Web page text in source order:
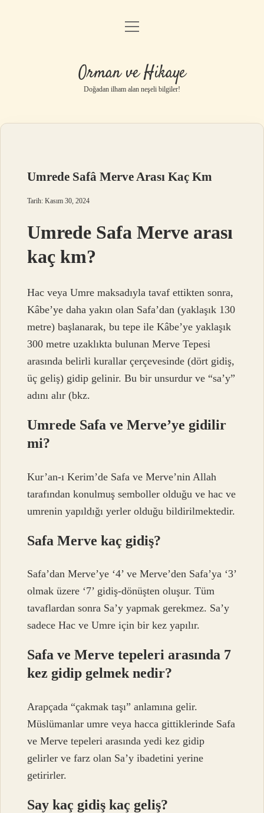
Anasayfa
Yasal Uyarı
menüyü
Orman ve Hikaye
Doğadan ilham alan neşeli bilgiler!
Umrede Safâ Merve Arası Kaç Km
Tarih: Kasım 30, 2024
Umrede Safa Merve arası
kaç km?
Hac veya Umre maksadıyla tavaf ettikten sonra,
Kâbe’ye daha yakın olan Safa’dan (yaklaşık 130
metre) başlanarak, bu tepe ile Kâbe’ye yaklaşık
300 metre uzaklıkta bulunan Merve Tepesi
arasında belirli kurallar çerçevesinde (dört gidiş,
üç geliş) gidip gelinir. Bu bir unsurdur ve “sa’y”
adını alır (bkz.
Umrede Safa ve Merve’ye gidilir
mi?
Kur’an-ı Kerim’de Safa ve Merve’nin Allah
tarafından konulmuş semboller olduğu ve hac ve
umrenin yapıldığı yerler olduğu bildirilmektedir.
Safa Merve kaç gidiş?
Safa’dan Merve’ye ‘4’ ve Merve’den Safa’ya ‘3’
olmak üzere ‘7’ gidiş-dönüşten oluşur. Tüm
tavaflardan sonra Sa’y yapmak gerekmez. Sa’y
sadece Hac ve Umre için bir kez yapılır.
Safa ve Merve tepeleri arasında 7
kez gidip gelmek nedir?
Arapçada “çakmak taşı” anlamına gelir.
Müslümanlar umre veya hacca gittiklerinde Safa
ve Merve tepeleri arasında yedi kez gidip
gelirler ve farz olan Sa’y ibadetini yerine
getirirler.
Say kaç gidiş kaç geliş?